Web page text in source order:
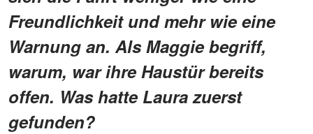
Freundlichkeit und mehr wie eine
Warnung an. Als Maggie begriff,
warum, war ihre Haustür bereits
offen. Was hatte Laura zuerst
gefunden?